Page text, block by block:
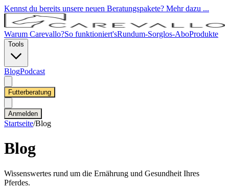
Kennst du bereits unsere neuen Beratungspakete? Mehr dazu ...
Warum Carevallo?So funktioniert'sRundum-Sorglos-AboProdukte
Tools
BlogPodcast
Futterberatung
Anmelden
Startseite/Blog
Blog
Wissenswertes rund um die Ernährung und Gesundheit Ihres
Pferdes.